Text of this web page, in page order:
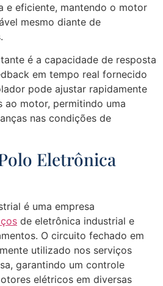
e eficiente, mantendo o motor
mesmo diante de
é a capacidade de resposta
em tempo real fornecido
pode ajustar rapidamente
ao motor, permitindo uma
nas condições de
Eletrônica
é uma empresa
de eletrônica industrial e
O circuito fechado em
utilizado nos serviços
garantindo um controle
elétricos em diversas